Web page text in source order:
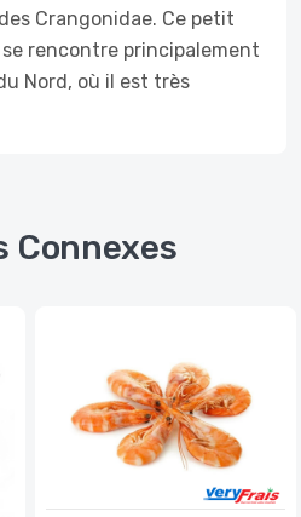
Crangonidae. Ce petit
rencontre principalement
Nord, où il est très
Connexes